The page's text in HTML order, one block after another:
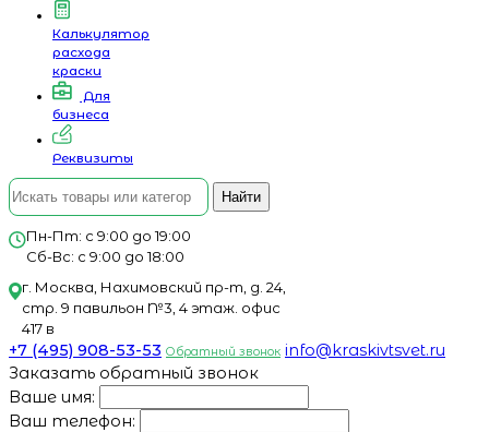
Калькулятор
расхода
краски
Для
бизнеса
Реквизиты
Найти
Пн-Пт: с 9:00 до 19:00
Сб-Вс: с 9:00 до 18:00
г. Москва, Нахимовский пр-т, д. 24,
стр. 9 павильон №3, 4 этаж. офис
417 в
+7 (495) 908-53-53 Обратный звонок info@kraskivtsvet.ru
Заказать обратный звонок
Ваше имя:
Ваш телефон: